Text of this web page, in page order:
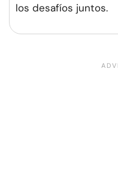
los desafíos juntos.